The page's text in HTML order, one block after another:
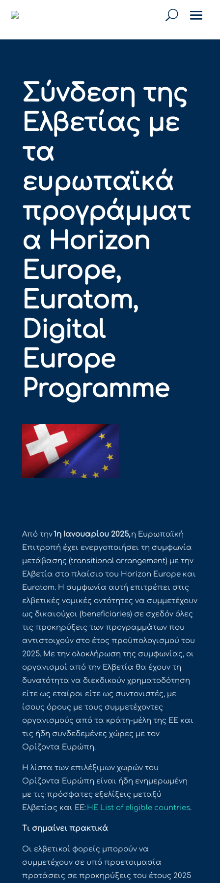
Σύνδεση της
Ελβετίας με
τα
ευρωπαϊκά
προγράμματ
α Horizon
Europe,
Euratom,
Digital
Europe
Programme
Από την1η Ιανουαρίου 2025,η Ευρωπαϊκή
Επιτροπή έχει ενεργοποιήσει τη συμφωνία
μετάβασης (transitional arrangement) με την
Ελβετία στο πλαίσιο του Horizon Europe και
Euratom. Η συμφωνία αυτή επιτρέπει στις
ελβετικές νομικές οντότητες να συμμετέχουν
ως δικαιούχοι (beneficiaries) σε σχεδόν όλες
τις προκηρύξεις των προγραμμάτων που
αντιστοιχούν στο έτος προϋπολογισμού του
2025. Με την ολοκλήρωση της συμφωνίας, οι
οργανισμοί από την Ελβετία θα έχουν τη
δυνατότητα να διεκδικούν χρηματοδότηση
είτε ως εταίροι είτε ως συντονιστές, με
ίσους όρους με τους συμμετέχοντες
οργανισμούς από τα κράτη-μέλη της ΕΕ και
τις ήδη συνδεδεμένες χώρες με τον
Ορίζοντα Ευρώπη.
Η λίστα των επιλέξιμων χωρών του
Ορίζοντα Ευρώπη είναι ήδη ενημερωμένη
με τις πρόσφατες εξελίξεις μεταξύ
Ελβετίας και ΕΕ:HE List of eligible countries.
Τι σημαίνει πρακτικά
Οι ελβετικοί φορείς μπορούν να
συμμετέχουν σε υπό προετοιμασία
προτάσεις σε προκηρύξεις του έτους 2025